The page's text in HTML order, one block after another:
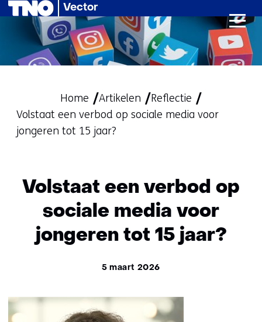
Ga
naar
de
inhoud
Vector
Home Artikelen
Reflectie
Volstaat een verbod op sociale media voor
jongeren tot 15 jaar?
Volstaat een verbod op
sociale media voor
jongeren tot 15 jaar?
5 maart 2026